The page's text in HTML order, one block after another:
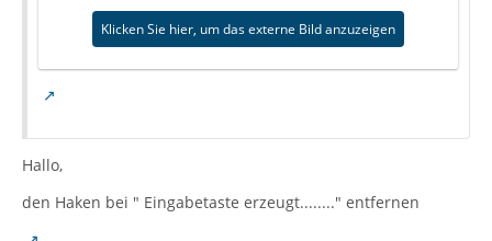
Klicken Sie hier, um das externe Bild anzuzeigen
Hallo,
den Haken bei " Eingabetaste erzeugt........" entfernen